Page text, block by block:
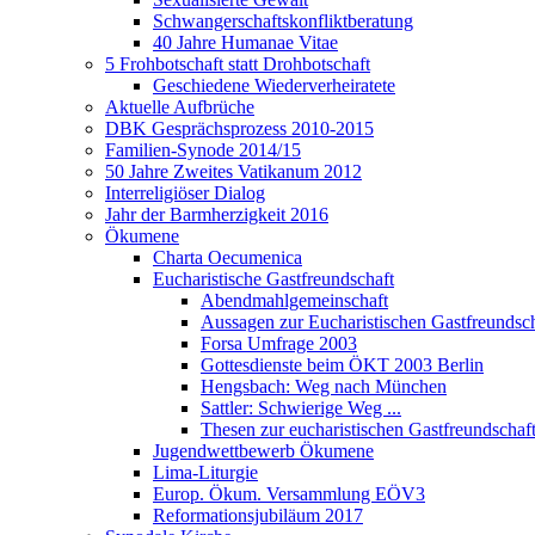
Schwangerschaftskonfliktberatung
40 Jahre Humanae Vitae
5 Frohbotschaft statt Drohbotschaft
Geschiedene Wiederverheiratete
Aktuelle Aufbrüche
DBK Gesprächsprozess 2010-2015
Familien-Synode 2014/15
50 Jahre Zweites Vatikanum 2012
Interreligiöser Dialog
Jahr der Barmherzigkeit 2016
Ökumene
Charta Oecumenica
Eucharistische Gastfreundschaft
Abendmahlgemeinschaft
Aussagen zur Eucharistischen
Forsa Umfrage 2003
Gottesdienste beim ÖKT 2003 Berlin
Hengsbach: Weg nach München
Sattler: Schwierige Weg ...
Thesen zur eucharistischen Gastfreundschaft
Jugendwettbewerb Ökumene
Lima-Liturgie
Europ. Ökum. Versammlung EÖV3
Reformationsjubiläum 2017